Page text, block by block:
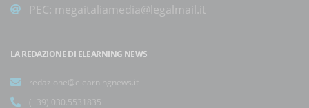
PEC: megaitaliamedia@legalmail.it
LA REDAZIONE DI ELEARNING NEWS
redazione@elearningnews.it
(+39) 030.5531835